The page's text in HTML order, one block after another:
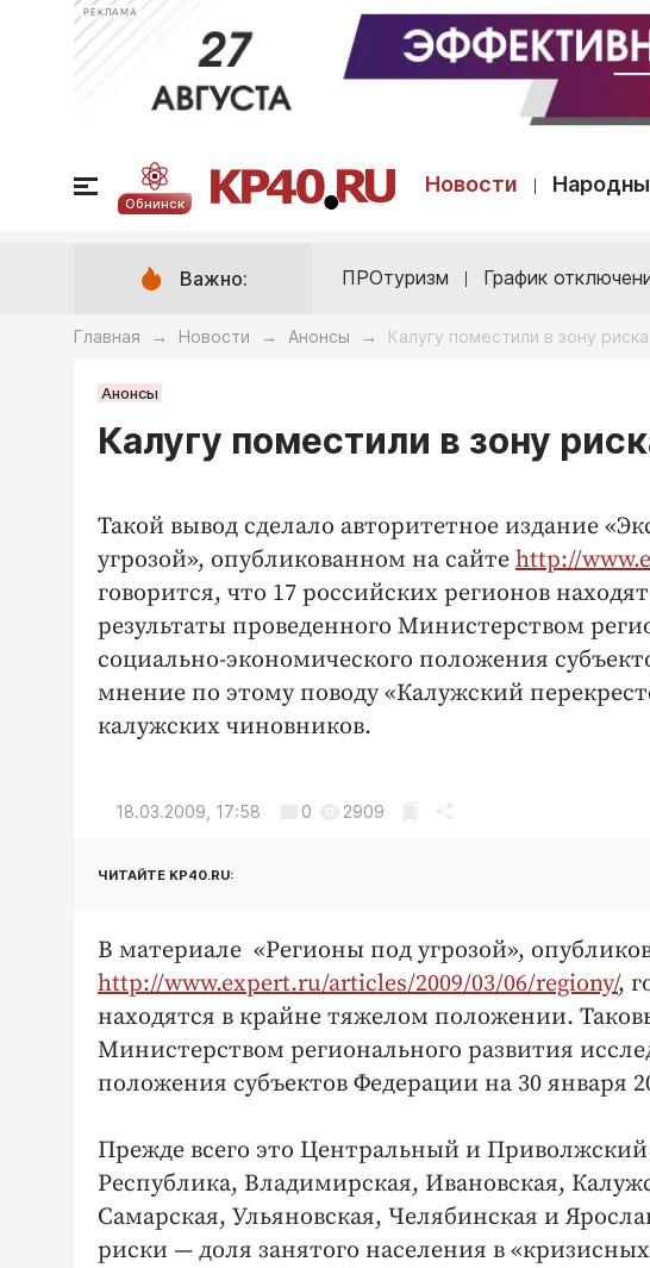
РЕКЛАМА
Обнинск
Новости
Важно: ПРОтуризм График
Главная → Новости → Анонсы → Калугу поместили в зону риска
Анонсы
Калугу поместили в зону
Такой вывод сделало авторитетное издание
угрозой», опубликованном на сайте http://
говорится, что 17 российских регионов
результаты проведенного Министерством
социально-экономического положения
мнение по этому поводу «Калужский
калужских чиновников.
18.03.2009, 17:58 0 2909
ЧИТАЙТЕ KP40.RU:
В материале «Регионы под угрозой»,
http://www.expert.ru/articles/2009/03/06/regiony/,
находятся в крайне тяжелом положении.
Министерством регионального развития
положения субъектов Федерации на 30 января
Прежде всего это Центральный и
Республика, Владимирская, Ивановская,
Самарская, Ульяновская, Челябинская и
риски — доля занятого населения в